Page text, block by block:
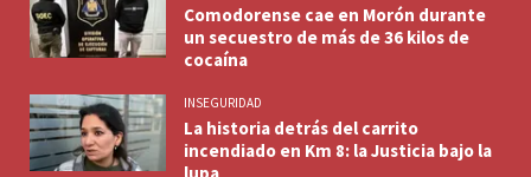
Comodorense cae en Morón durante
un secuestro de más de 36 kilos de
cocaína
INSEGURIDAD
La historia detrás del carrito
incendiado en Km 8: la Justicia bajo la